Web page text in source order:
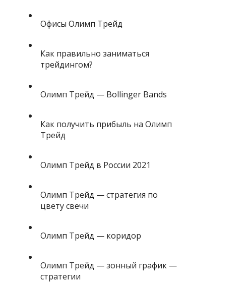
Офисы Олимп Трейд
Как правильно заниматься
трейдингом?
Олимп Трейд — Bollinger Bands
Как получить прибыль на Олимп
Трейд
Олимп Трейд в России 2021
Олимп Трейд — стратегия по
цвету свечи
Олимп Трейд — коридор
Олимп Трейд — зонный график —
стратегии